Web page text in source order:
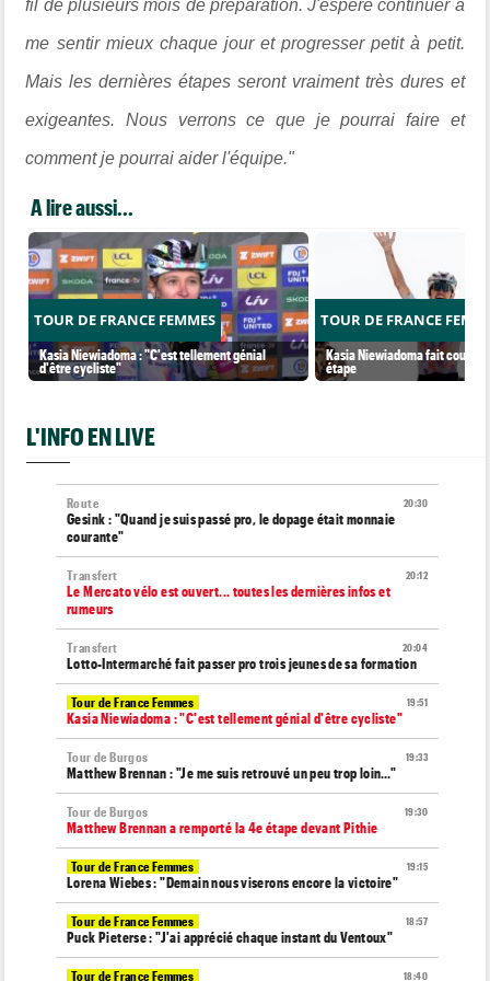
fil de plusieurs mois de préparation. J'espère continuer à
me sentir mieux chaque jour et progresser petit à petit.
Mais les dernières étapes seront vraiment très dures et
exigeantes. Nous verrons ce que je pourrai faire et
comment je pourrai aider l'équipe."
A lire aussi...
TOUR DE FRANCE FEMMES
Kasia Niewiadoma : "C'est tellement génial
d'être cycliste"
TOUR DE FRANCE
Kasia Niewiadoma fait coup
étape
L'INFO EN LIVE
20:30
Route
Gesink : "Quand je suis passé pro, le dopage était monnaie
courante"
20:12
Transfert
Le Mercato vélo est ouvert... toutes les dernières infos et
rumeurs
20:04
Transfert
Lotto-Intermarché fait passer pro trois jeunes de sa formation
19:51
Tour de France Femmes
Kasia Niewiadoma : "C'est tellement génial d'être cycliste"
19:33
Tour de Burgos
Matthew Brennan : "Je me suis retrouvé un peu trop loin…"
19:30
Tour de Burgos
Matthew Brennan a remporté la 4e étape devant Pithie
19:15
Tour de France Femmes
Lorena Wiebes : "Demain nous viserons encore la victoire"
18:57
Tour de France Femmes
Puck Pieterse : "J'ai apprécié chaque instant du Ventoux"
18:40
Tour de France Femmes